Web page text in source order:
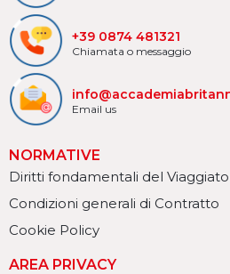
+39 0874 481321
Chiamata o messaggio
Email us
NORMATIVE
Diritti fondamentali del
Condizioni generali di Contratto
Cookie Policy
AREA PRIVACY